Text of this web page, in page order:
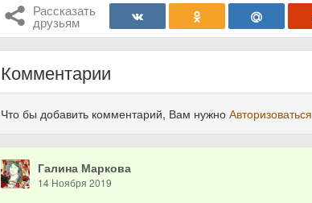
Рассказать
друзьям
Комментарии
Что бы добавить комментарий, Вам нужноАвторизоваться
Галина Маркова
14 Ноября 2019